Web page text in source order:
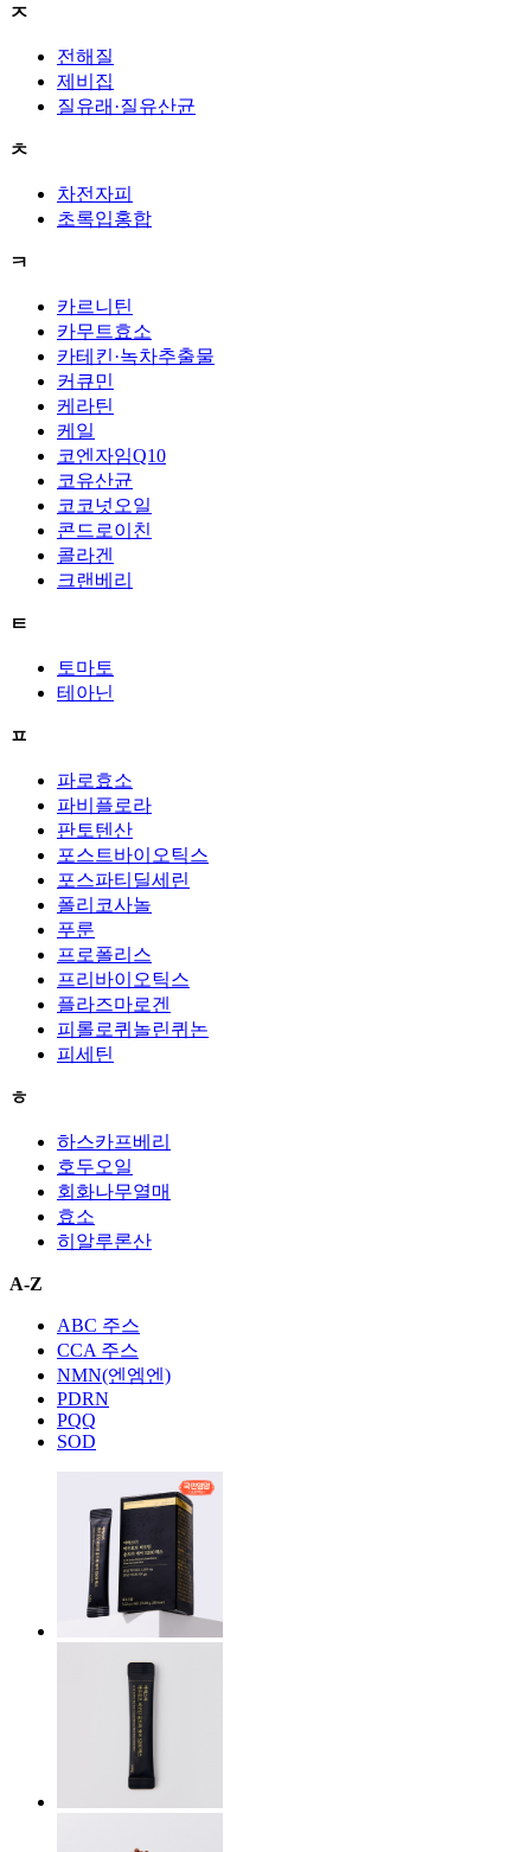
ㅈ
전해질
제비집
질유래·질유산균
ㅊ
차전자피
초록입홍합
ㅋ
카르니틴
카무트효소
카테킨·녹차추출물
커큐민
케라틴
케일
코엔자임Q10
코유산균
코코넛오일
콘드로이친
콜라겐
크랜베리
ㅌ
토마토
테아닌
ㅍ
파로효소
파비플로라
판토텐산
포스트바이오틱스
포스파티딜세린
폴리코사놀
푸룬
프로폴리스
프리바이오틱스
플라즈마로겐
피롤로퀴놀린퀴논
피세틴
ㅎ
하스카프베리
호두오일
회화나무열매
효소
히알루론산
A-Z
ABC 주스
CCA 주스
NMN(엔엠엔)
PDRN
PQQ
SOD